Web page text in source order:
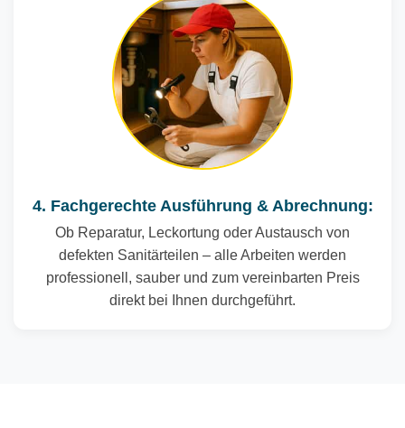
4. Fachgerechte Ausführung & Abrechnung:
Ob Reparatur, Leckortung oder Austausch von
defekten Sanitärteilen – alle Arbeiten werden
professionell, sauber und zum vereinbarten Preis
direkt bei Ihnen durchgeführt.